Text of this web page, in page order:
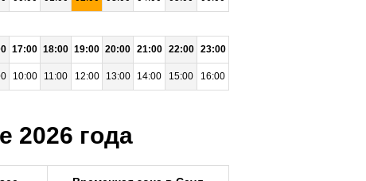
17:00 18:00 19:00 20:00 21:00 22:00 23:00
10:00 11:00 12:00 13:00 14:00 15:00 16:00
2026 года